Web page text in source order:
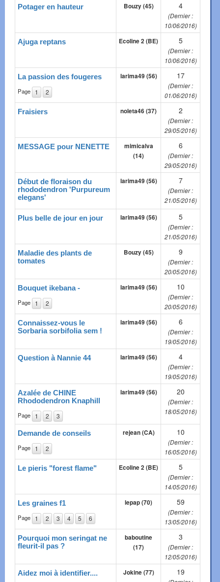
Potager en hauteur Bouzy (45) 4
(Dernier :
10/06/2016)
Ajuga reptans Ecoline 2 (BE) 5
(Dernier :
10/06/2016)
La passion des fougeres
Page 1 2
larima49 (56) 17
(Dernier :
01/06/2016)
Fraisiers noleta46 (37) 2
(Dernier :
29/05/2016)
MESSAGE pour NENETTE
mimicalva
(14)
6
(Dernier :
29/05/2016)
Début de floraison du
rhododendron 'Purpureum
elegans'
larima49 (56) 7
(Dernier :
21/05/2016)
Plus belle de jour en jour larima49 (56) 5
(Dernier :
21/05/2016)
Maladie des plants de
tomates
Bouzy (45) 9
(Dernier :
20/05/2016)
Bouquet ikebana -
Page 1 2
larima49 (56) 10
(Dernier :
20/05/2016)
Connaissez-vous le
Sorbaria sorbifolia sem !
larima49 (56) 6
(Dernier :
19/05/2016)
Question à Nannie 44 larima49 (56) 4
(Dernier :
19/05/2016)
Azalée de CHINE
Rhododendron Knaphill
Page 1 2 3
larima49 (56) 20
(Dernier :
18/05/2016)
Demande de conseils
Page 1 2
rejean (CA) 10
(Dernier :
16/05/2016)
Le pieris "forest flame" Ecoline 2 (BE) 5
(Dernier :
14/05/2016)
Les graines f1
Page 1 2 3 4 5 6
lepap (70) 59
(Dernier :
13/05/2016)
Pourquoi mon seringat ne
fleurit-il pas ?
baboutine
(17)
3
(Dernier :
12/05/2016)
Aidez moi à identifier.... Jokine (77) 19